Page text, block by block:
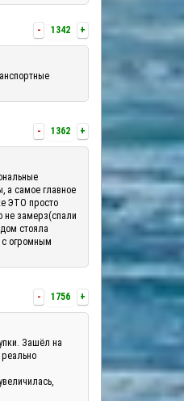
- 1342 +
- 1362 +
а самое главное
ЭТО просто
не замерз(спали
стояла
с огромным
- 1756 +
Зашёл на